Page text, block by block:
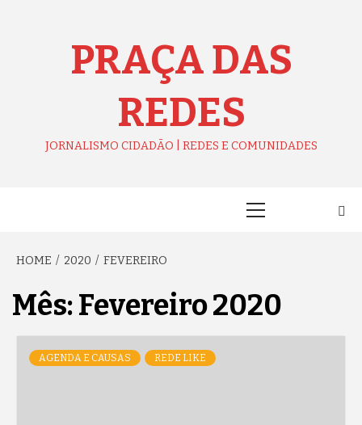
PRAÇA DAS
REDES
JORNALISMO CIDADÃO | REDES E COMUNIDADES
HOME 2020 FEVEREIRO
Mês:Fevereiro 2020
AGENDA E CAUSAS REDE LIKE